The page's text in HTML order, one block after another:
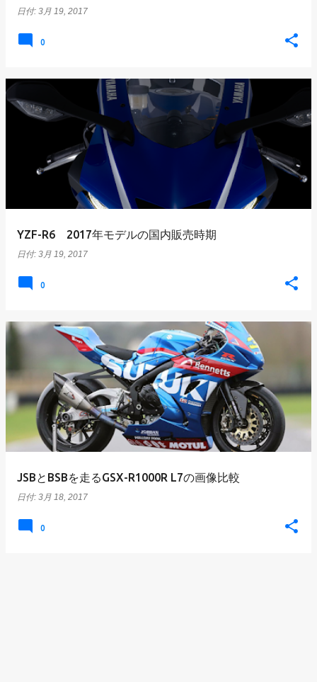
日付: 3月 19, 2017
0
YZF-R6 2017年モデルの国内販売時期
日付: 3月 19, 2017
0
JSBとBSBを走るGSX-R1000R L7の画像比較
日付: 3月 18, 2017
0